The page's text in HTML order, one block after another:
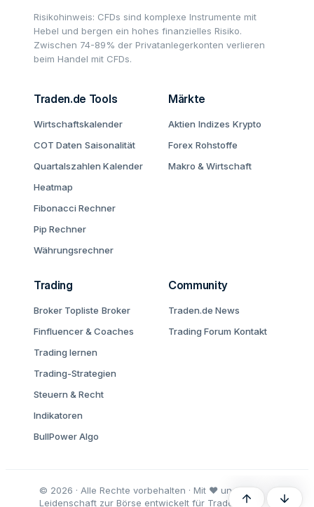
Risikohinweis: CFDs sind komplexe Instrumente mit
Hebel und bergen ein hohes finanzielles Risiko.
Zwischen 74-89% der Privatanlegerkonten verlieren
beim Handel mit CFDs.
Traden.de Tools
Wirtschaftskalender
COT Daten Saisonalität
Quartalszahlen Kalender
Heatmap
Fibonacci Rechner
Pip Rechner
Währungsrechner
Märkte
Aktien Indizes Krypto
Forex Rohstoffe
Makro & Wirtschaft
Trading
Broker Topliste Broker
Finfluencer & Coaches
Trading lernen
Trading-Strategien
Steuern & Recht
Indikatoren
BullPower Algo
Community
Traden.de News
Trading Forum Kontakt
© 2026 · Alle Rechte vorbehalten · Mit ♥ und
Leidenschaft zur Börse entwickelt für Trader undOben Unten